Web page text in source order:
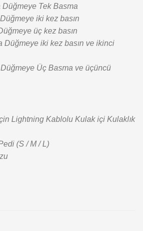
Düğmeye Tek Basma
iki kez basın
üç kez basın
Düğmeye iki kez basın ve ikinci
Düğmeye Üç Basma ve üçüncü
Lightning Kablolu Kulak içi Kulaklık
(S / M / L)